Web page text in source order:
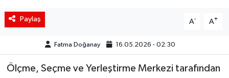
Paylaş A- A+
Fatma Doğanay 16.05.2026 - 02:30
Ölçme, Seçme ve Yerleştirme Merkezi tarafından